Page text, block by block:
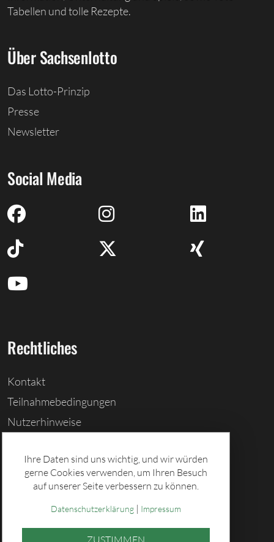
Tabellen und tolle Rezepte.
Über Sachsenlotto
Das Lotto-Prinzip
Presse
Newsletter
Social Media
Rechtliches
Kontakt
Teilnahmebedingungen
Nutzerhinweise
Cookies löschen
Datenschutz
Ihre Daten sind uns wichtig, und wir würden
gerne Cookies verwenden, um Ihren Besuch
auf unserer Seite verbessern zu können.
Datenschutzerklärung| Impressum
ZUSTIMMEN